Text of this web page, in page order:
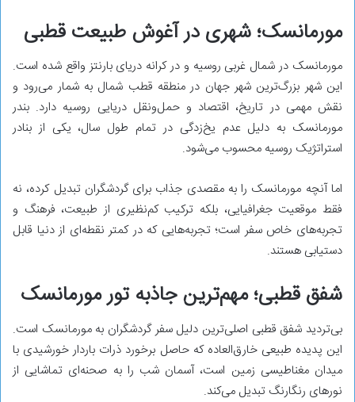
مورمانسک؛ شهری در آغوش طبیعت قطبی
مورمانسک در شمال غربی روسیه و در کرانه دریای بارنتز واقع شده است.
این شهر بزرگ‌ترین شهر جهان در منطقه قطب شمال به شمار می‌رود و
نقش مهمی در تاریخ، اقتصاد و حمل‌ونقل دریایی روسیه دارد. بندر
مورمانسک به دلیل عدم یخ‌زدگی در تمام طول سال، یکی از بنادر
استراتژیک روسیه محسوب می‌شود.
اما آنچه مورمانسک را به مقصدی جذاب برای گردشگران تبدیل کرده، نه
فقط موقعیت جغرافیایی، بلکه ترکیب کم‌نظیری از طبیعت، فرهنگ و
تجربه‌های خاص سفر است؛ تجربه‌هایی که در کمتر نقطه‌ای از دنیا قابل
دستیابی هستند.
شفق قطبی؛ مهم‌ترین جاذبه تور مورمانسک
بی‌تردید شفق قطبی اصلی‌ترین دلیل سفر گردشگران به مورمانسک است.
این پدیده طبیعی خارق‌العاده که حاصل برخورد ذرات باردار خورشیدی با
میدان مغناطیسی زمین است، آسمان شب را به صحنه‌ای تماشایی از
نورهای رنگارنگ تبدیل می‌کند.